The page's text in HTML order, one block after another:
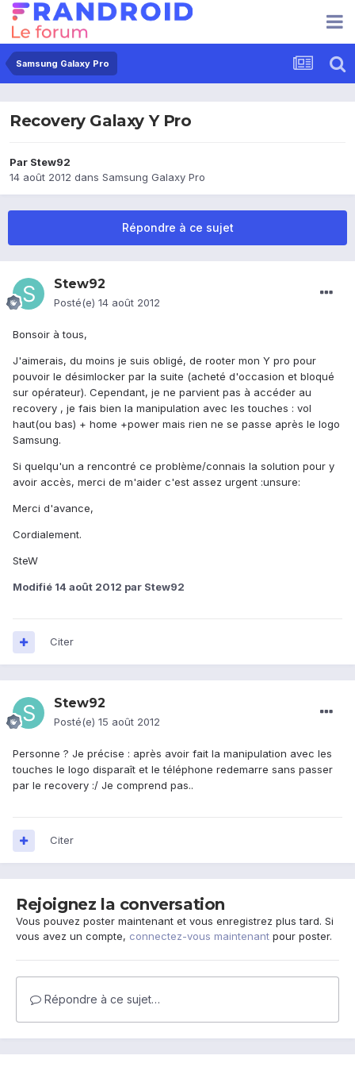
Samsung Galaxy Pro
Recovery Galaxy Y Pro
Par Stew92
14 août 2012 dans Samsung Galaxy Pro
Répondre à ce sujet
Stew92
Posté(e) 14 août 2012
Bonsoir à tous,
J'aimerais, du moins je suis obligé, de rooter mon Y pro pour
pouvoir le désimlocker par la suite (acheté d'occasion et bloqué
sur opérateur). Cependant, je ne parvient pas à accéder au
recovery , je fais bien la manipulation avec les touches : vol
haut(ou bas) + home +power mais rien ne se passe après le logo
Samsung.
Si quelqu'un a rencontré ce problème/connais la solution pour y
avoir accès, merci de m'aider c'est assez urgent :unsure:
Merci d'avance,
Cordialement.
SteW
Modifié 14 août 2012 par Stew92
Citer
Stew92
Posté(e) 15 août 2012
Personne ? Je précise : après avoir fait la manipulation avec les
touches le logo disparaît et le téléphone redemarre sans passer
par le recovery :/ Je comprend pas..
Citer
Rejoignez la conversation
Vous pouvez poster maintenant et vous enregistrez plus tard. Si
vous avez un compte, connectez-vous maintenant pour poster.
Répondre à ce sujet…